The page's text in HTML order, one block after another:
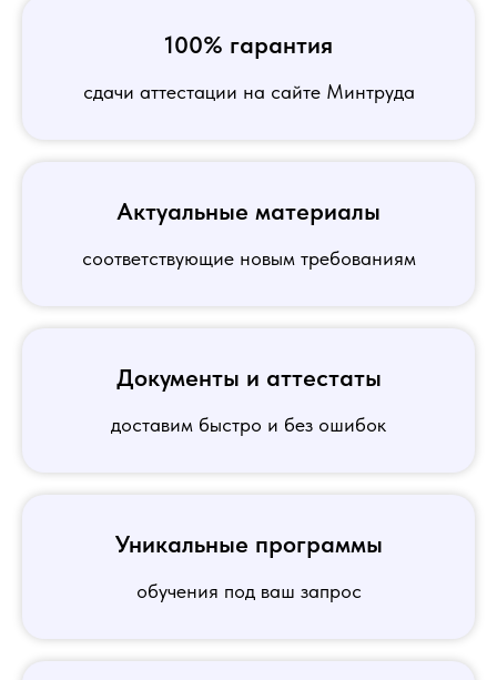
100% гарантия
сдачи аттестации на сайте Минтруда
Актуальные материалы
соответствующие новым требованиям
Документы и аттестаты
доставим быстро и без ошибок
Уникальные программы
обучения под ваш запрос